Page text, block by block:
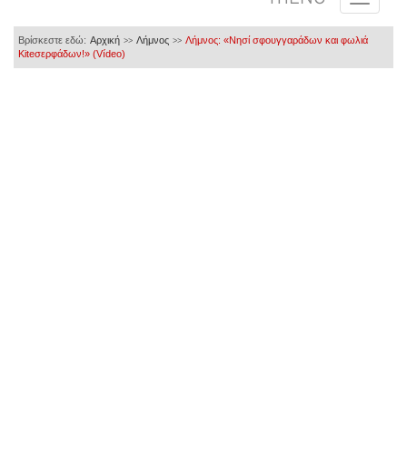
Βρίσκεστε εδώ: Αρχική >> Λήμνος >> Λήμνος: «Νησί σφουγγαράδων και φωλιά
Kiteσερφάδων!» (Vídeo)